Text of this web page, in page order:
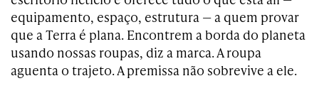
equipamento, espaço, estrutura — a quem provar
que a Terra é plana. Encontrem a borda do planeta
usando nossas roupas, diz a marca. A roupa
aguenta o trajeto. A premissa não sobrevive a ele.